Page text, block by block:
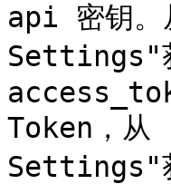
api 密钥
Settings"
Token，
Settings"